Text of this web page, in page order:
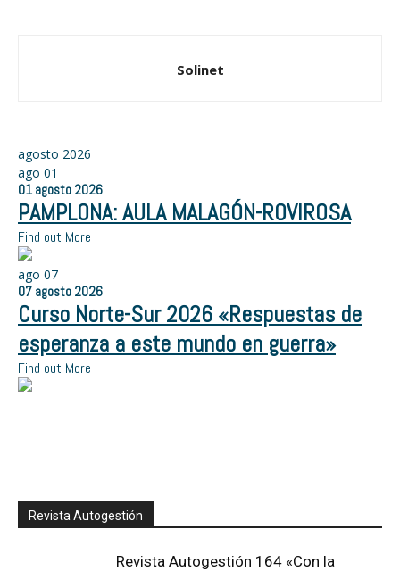
Solinet
agosto 2026
ago 01
01 agosto 2026
PAMPLONA: AULA MALAGÓN-ROVIROSA
Find out More
ago 07
07 agosto 2026
Curso Norte-Sur 2026 «Respuestas de
esperanza a este mundo en guerra»
Find out More
Revista Autogestión
Revista Autogestión 164 «Con la